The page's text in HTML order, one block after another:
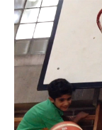
Video-
Player